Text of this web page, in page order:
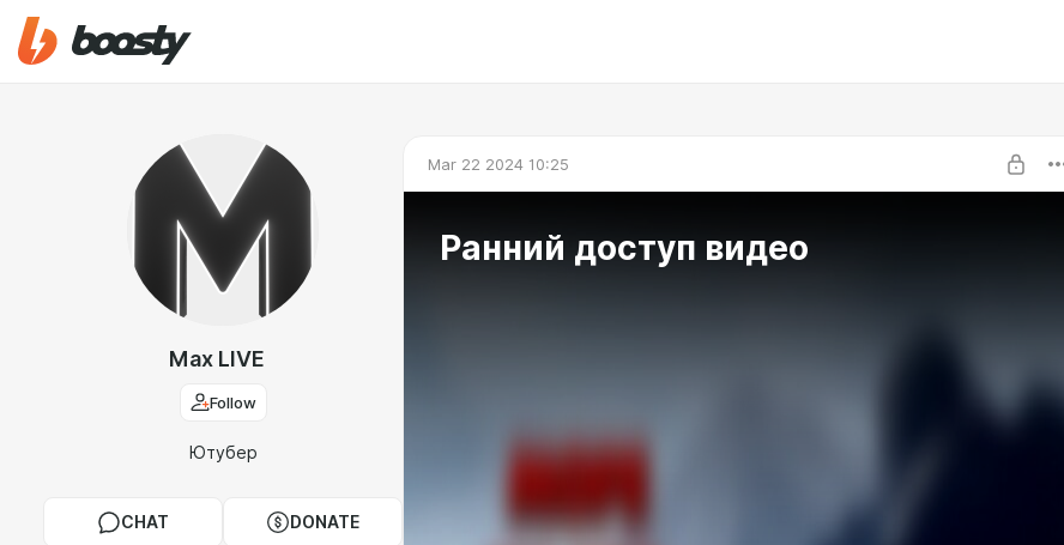
Max LIVE
Follow
Ютубер
CHAT DONATE
Mar 22 2024 10:25
Ранний доступ видео